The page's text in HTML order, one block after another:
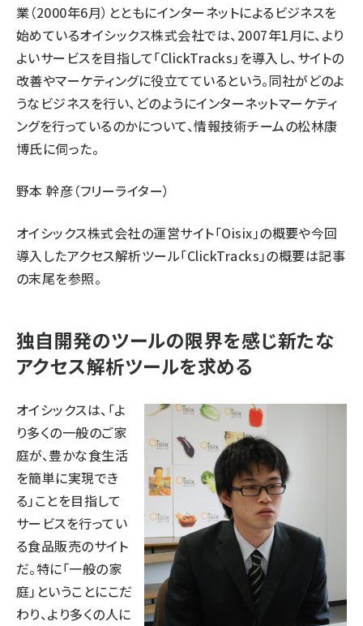
業（2000年6月）とともにインターネットによるビジネスを
始めているオイシックス株式会社では、2007年1月に、より
よいサービスを目指して「ClickTracks」を導入し、サイトの
改善やマーケティングに役立てているという。同社がどのよ
うなビジネスを行い、どのようにインターネットマーケティ
ングを行っているのかについて、情報技術チームの松林康
博氏に伺った。
野本 幹彦（フリーライター）
オイシックス株式会社の運営サイト「Oisix」の概要や今回
導入したアクセス解析ツール「ClickTracks」の概要は記事
の末尾を参照。
独自開発のツールの限界を感じ新たな
アクセス解析ツールを求める
オイシックスは、「よ
り多くの一般のご家
庭が、豊かな食生活
を簡単に実現でき
る」ことを目指して
サービスを行ってい
る食品販売のサイト
だ。特に「一般の家
庭」ということにこだ
わり、より多くの人に